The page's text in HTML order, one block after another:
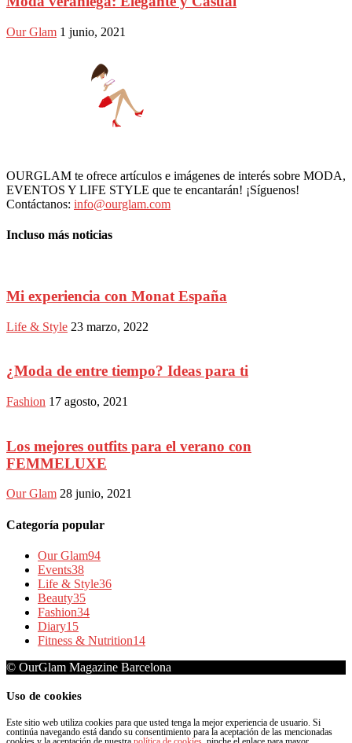
Our Glam 1 junio, 2021
OURGLAM te ofrece artículos e imágenes de interés sobre MODA,
EVENTOS Y LIFE STYLE que te encantarán! ¡Síguenos!
Contáctanos: info@ourglam.com
Incluso más noticias
Mi experiencia con Monat España
Life & Style 23 marzo, 2022
¿Moda de entre tiempo? Ideas para ti
Fashion 17 agosto, 2021
Los mejores outfits para el verano con
FEMMELUXE
Our Glam 28 junio, 2021
Categoría popular
Our Glam94
Events38
Life & Style36
Beauty35
Fashion34
Diary15
Fitness & Nutrition14
© OurGlam Magazine Barcelona
Uso de cookies
Este sitio web utiliza cookies para que usted tenga la mejor experiencia de usuario. Si
continúa navegando está dando su consentimiento para la aceptación de las mencionadas